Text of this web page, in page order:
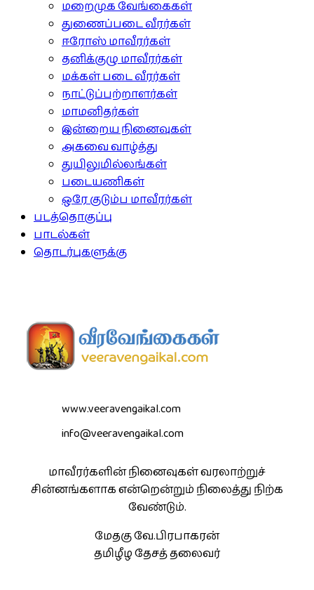
மறைமுக வேங்கைகள்
துணைப்படை வீரர்கள்
ஈரோஸ் மாவீரர்கள்
தனிக்குழு மாவீரர்கள்
மக்கள் படை வீரர்கள்
நாட்டுப்பற்றாளர்கள்
மாமனிதர்கள்
இன்றைய நினைவுகள்
அகவை வாழ்த்து
துயிலுமில்லங்கள்
படையணிகள்
ஒரே குடும்ப மாவீரர்கள்
படத்தொகுப்பு
பாடல்கள்
தொடர்புகளுக்கு
www.veeravengaikal.com
info@veeravengaikal.com
மாவீரர்களின் நினைவுகள் வரலாற்றுச்
சின்னங்களாக என்றென்றும் நிலைத்து நிற்க
வேண்டும்.
மேதகு வே.பிரபாகரன்
தமிழீழ தேசத் தலைவர்